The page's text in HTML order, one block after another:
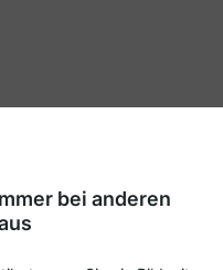
bei anderen